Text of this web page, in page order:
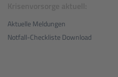
Aktuelle Meldungen
Notfall-Checkliste Download